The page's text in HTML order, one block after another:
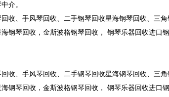
介。
收、手风琴回收、二手钢琴回收星海钢琴回收、三
钢琴回收，金斯波格钢琴回收， 钢琴乐器回收进口
收、手风琴回收、二手钢琴回收星海钢琴回收、三
钢琴回收，金斯波格钢琴回收， 钢琴乐器回收进口